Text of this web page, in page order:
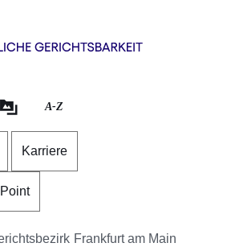
Direkt zum Kopf der
Direkt zum Inhalt
Direkt zum Fuß der
A-Z
Karriere
Frankfurt am Main